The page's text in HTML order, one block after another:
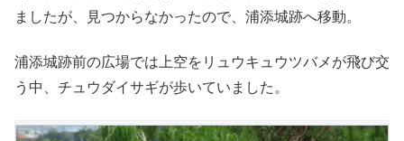
ましたが、見つからなかったので、浦添城跡へ移動。
浦添城跡前の広場では上空をリュウキュウツバメが飛び交
う中、チュウダイサギが歩いていました。